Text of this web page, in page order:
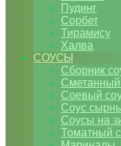
Пудинг
Сорбет
Тирамису
Халва
СОУСЫ
Сборник
Сметанный
Соевый
Соус
Соусы на
Томатный